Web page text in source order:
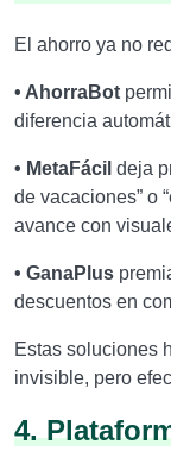
El ahorro ya no
• AhorraBot
diferencia
• MetaFácil deja
de vacaciones” o
avance con
• GanaPlus
descuentos en
Estas soluciones
invisible, pero
4.